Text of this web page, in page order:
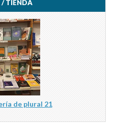
TIENDA
de plural 21